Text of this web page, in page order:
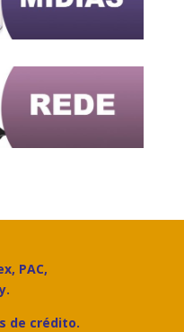
PAC,
de crédito.